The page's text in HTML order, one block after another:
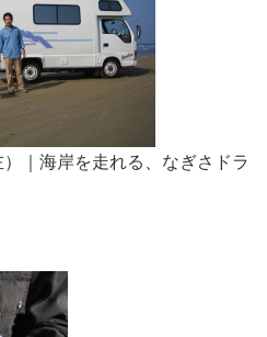
｜海岸を走れる、なぎさドラ